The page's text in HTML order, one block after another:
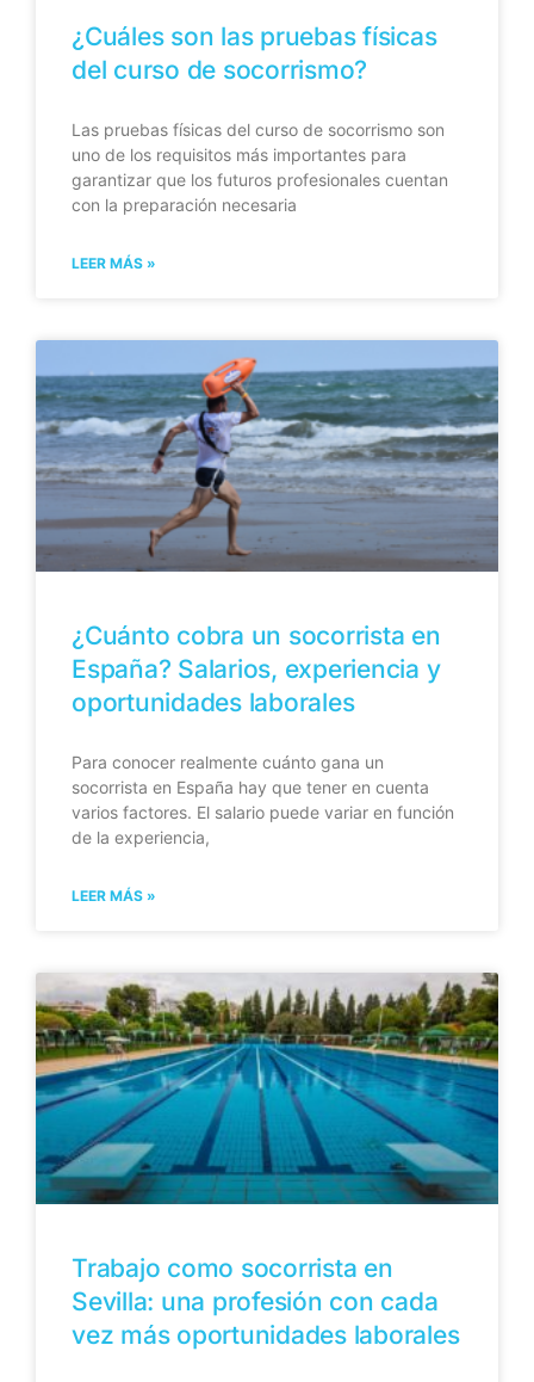
¿Cuáles son las pruebas físicas
del curso de socorrismo?
Las pruebas físicas del curso de socorrismo son
uno de los requisitos más importantes para
garantizar que los futuros profesionales cuentan
con la preparación necesaria
LEER MÁS »
¿Cuánto cobra un socorrista en
España? Salarios, experiencia y
oportunidades laborales
Para conocer realmente cuánto gana un
socorrista en España hay que tener en cuenta
varios factores. El salario puede variar en función
de la experiencia,
LEER MÁS »
Trabajo como socorrista en
Sevilla: una profesión con cada
vez más oportunidades laborales